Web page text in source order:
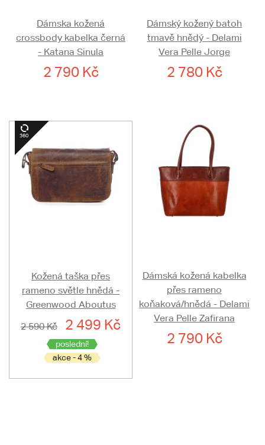
Dámska kožená
crossbody kabelka černá
- Katana Sinula
2 790 Kč
Dámský kožený batoh
tmavě hnědý - Delami
Vera Pelle Jorge
2 780 Kč
Kožená taška přes
rameno světle hnědá -
Greenwood Aboutus
2 590 Kč
2 499 Kč
poslední!
akce - 4 %
Dámská kožená kabelka
přes rameno
koňaková/hnědá - Delami
Vera Pelle Zafirana
2 790 Kč